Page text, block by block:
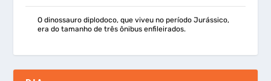
O dinossauro diplodoco, que viveu no período Jurássico,
era do tamanho de três ônibus enfileirados.